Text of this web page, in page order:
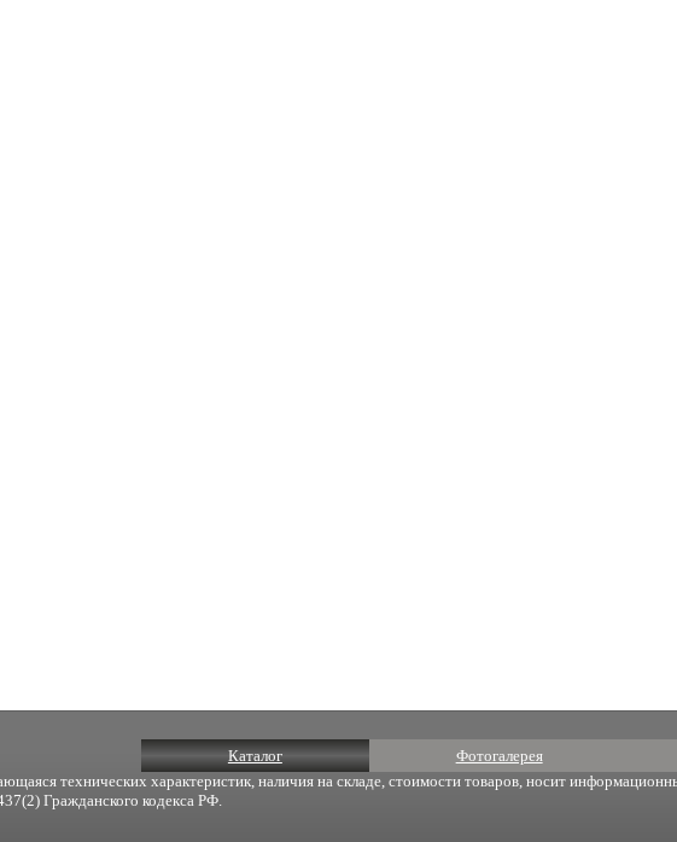
Каталог Фотогалерея
технических характеристик, наличия на складе, стоимости товаров, носит
Гражданского кодекса РФ.